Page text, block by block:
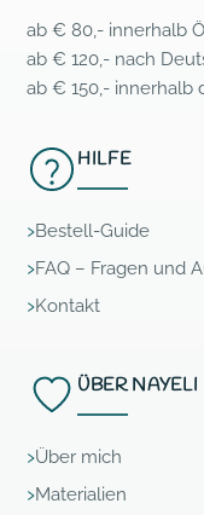
ab € 80,- innerhalb
ab € 120,- nach
ab € 150,- innerhalb
HILFE
Bestell-Guide
FAQ – Fragen und
Kontakt
ÜBER NAYELI
Über mich
Materialien